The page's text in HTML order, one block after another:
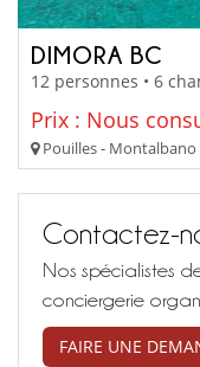
DIMORA BC
12 personnes • 6
Prix : Nous
Pouilles - Montalbano
Contactez-
Nos spécialistes
conciergerie
FAIRE UNE